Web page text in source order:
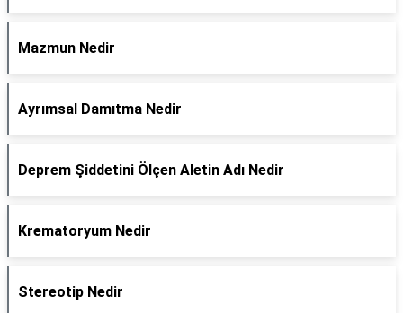
Mazmun Nedir
Ayrımsal Damıtma Nedir
Deprem Şiddetini Ölçen Aletin Adı Nedir
Krematoryum Nedir
Stereotip Nedir